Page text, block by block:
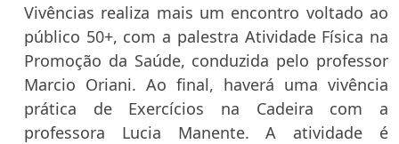
Vivências realiza mais um encontro voltado ao
público 50+, com a palestra Atividade Física na
Promoção da Saúde, conduzida pelo professor
Marcio Oriani. Ao final, haverá uma vivência
prática de Exercícios na Cadeira com a
professora Lucia Manente. A atividade é